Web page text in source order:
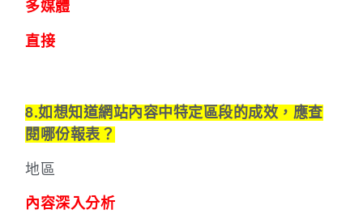
多媒體
直接
8.如想知道網站內容中特定區段的成效，應查
閱哪份報表？
地區
內容深入分析